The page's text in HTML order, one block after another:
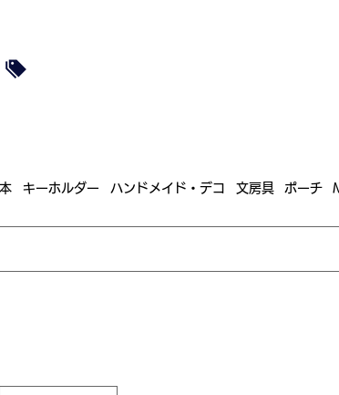
キーホルダー ハンドメイド・デコ 文房具 ポーチ